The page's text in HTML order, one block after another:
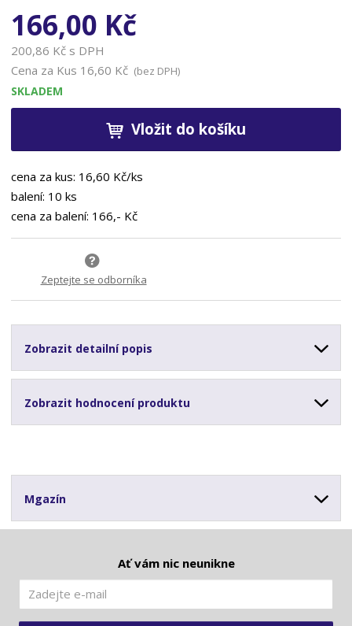
166,00 Kč
200,86 Kč s DPH
Cena za Kus 16,60 Kč (bez DPH)
SKLADEM
Vložit do košíku
cena za kus: 16,60 Kč/ks
balení: 10 ks
cena za balení: 166,- Kč
Zeptejte se odborníka
Zobrazit detailní popis
Zobrazit hodnocení produktu
Mgazín
Ať vám nic neunikne